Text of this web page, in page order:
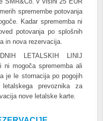
spremembe potovanja
Kadar sprememba ni
potovanja po splošnih
in nova rezervacija.
LETALSKIH LINIJ
ni mogoča sprememba ali
je le stornacija po pogojih
prevoznika za
nove letalske karte.